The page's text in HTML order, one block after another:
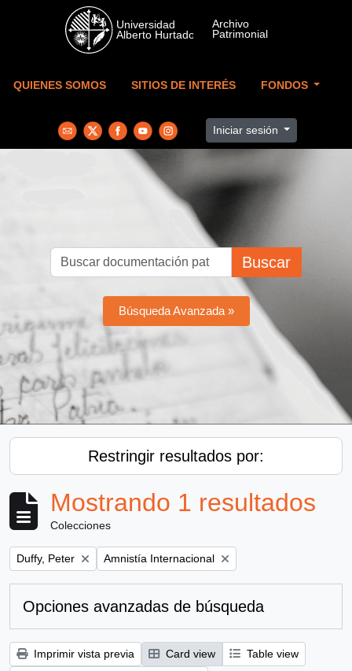
Skip to main content
QUIENES SOMOS SITIOS DE INTERÉS FONDOS
Iniciar sesión
Buscar
Búsqueda Avanzada »
Restringir resultados por:
Mostrando 1 resultados
Colecciones
Remove filter:
Duffy, Peter Remove filter:
Amnistía Internacional
Opciones avanzadas de búsqueda
Imprimir vista previa Card view
Table view